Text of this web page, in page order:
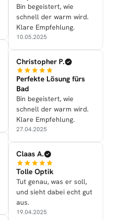
Bin begeistert, wie
schnell der warm wird.
Klare Empfehlung.
10.05.2025
Christopher P.
Perfekte Lösung fürs
Bad
Bin begeistert, wie
schnell der warm wird.
Klare Empfehlung.
27.04.2025
Claas A.
Tolle Optik
Tut genau, was er soll,
und sieht dabei echt gut
aus.
19.04.2025